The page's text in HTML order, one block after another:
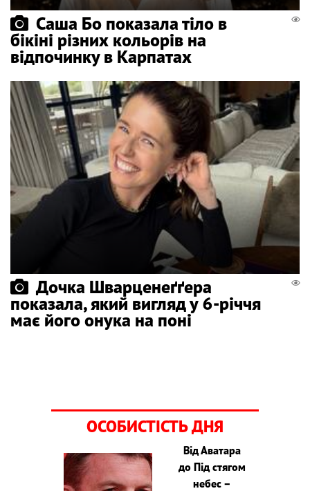
Саша Бо показала тіло в
бікіні різних кольорів на
відпочинку в Карпатах
Дочка Шварценеґґера
показала, який вигляд у 6-річчя
має його онука на поні
ОСОБИСТІСТЬ ДНЯ
Від Аватара
до Під стягом
небес –